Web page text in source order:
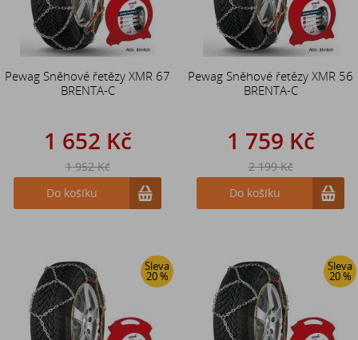
Pewag Sněhové řetězy XMR 67
BRENTA-C
1 652 Kč
1 952 Kč
Do košíku
Pewag Sněhové řetězy XMR 56
BRENTA-C
1 759 Kč
2 199 Kč
Do košíku
Sleva
20 %
Sleva
20 %